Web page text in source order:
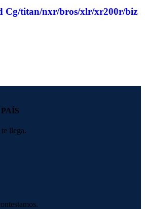
Cg/titan/nxr/bros/xlr/xr200r/biz
llega.